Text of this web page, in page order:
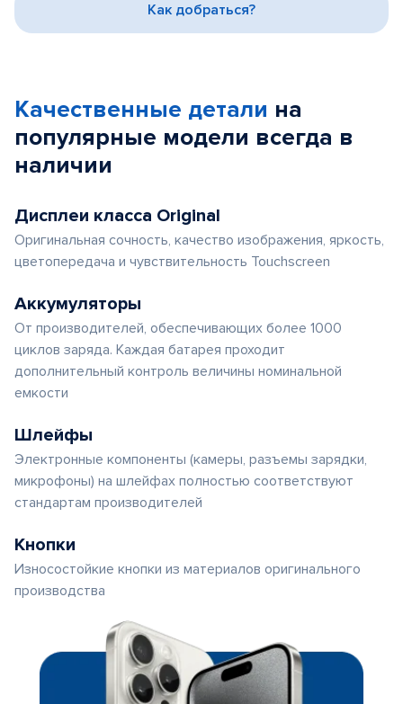
Как добраться?
Качественные детали на
популярные модели всегда в
наличии
Дисплеи класса Original
Оригинальная сочность, качество изображения, яркость,
цветопередача и чувствительность Touchscreen
Аккумуляторы
От производителей, обеспечивающих более 1000
циклов заряда. Каждая батарея проходит
дополнительный контроль величины номинальной
емкости
Шлейфы
Электронные компоненты (камеры, разъемы зарядки,
микрофоны) на шлейфах полностью соответствуют
стандартам производителей
Кнопки
Износостойкие кнопки из материалов оригинального
производства